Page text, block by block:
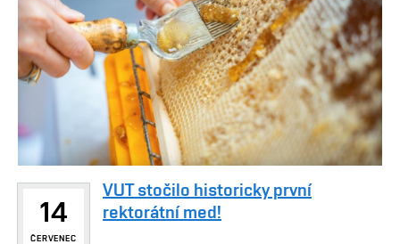
14
ČERVENEC
VUT stočilo historicky první
rektorátní med!